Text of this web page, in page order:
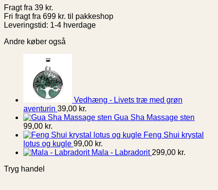
Fragt fra 39 kr.
Fri fragt fra 699 kr. til pakkeshop
Leveringstid: 1-4 hverdage
Andre køber også
Vedhæng - Livets træ med grøn
aventurin 39,00 kr.
Gua Sha Massage sten
99,00 kr.
Feng Shui krystal
lotus og kugle 99,00 kr.
Mala - Labradorit 299,00 kr.
Tryg handel